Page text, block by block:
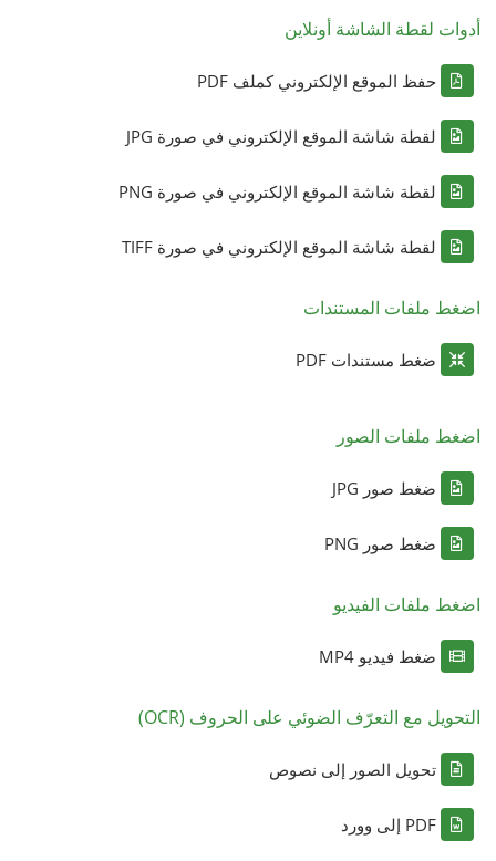
أدوات لقطة الشاشة أونلاين
حفظ الموقع الإلكتروني كملف PDF
لقطة شاشة الموقع الإلكتروني في صورة JPG
لقطة شاشة الموقع الإلكتروني في صورة PNG
لقطة شاشة الموقع الإلكتروني في صورة TIFF
اضغط ملفات المستندات
ضغط مستندات PDF
اضغط ملفات الصور
ضغط صور JPG
ضغط صور PNG
اضغط ملفات الفيديو
ضغط فيديو MP4
التحويل مع التعرّف الضوئي على الحروف (OCR)
تحويل الصور إلى نصوص
PDF إلى وورد